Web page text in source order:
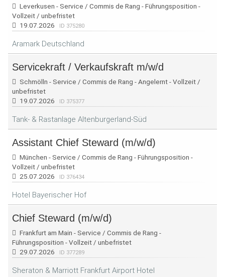
Leverkusen - Service / Commis de Rang - Führungsposition -
Vollzeit / unbefristet
19.07.2026
ID 375280
Aramark Deutschland
Servicekraft / Verkaufskraft m/w/d
Schmölln - Service / Commis de Rang - Angelernt - Vollzeit /
unbefristet
19.07.2026
ID 375377
Tank- & Rastanlage Altenburgerland-Süd
Assistant Chief Steward (m/w/d)
München - Service / Commis de Rang - Führungsposition -
Vollzeit / unbefristet
25.07.2026
ID 376434
Hotel Bayerischer Hof
Chief Steward (m/w/d)
Frankfurt am Main - Service / Commis de Rang -
Führungsposition - Vollzeit / unbefristet
29.07.2026
ID 377289
Sheraton & Marriott Frankfurt Airport Hotel